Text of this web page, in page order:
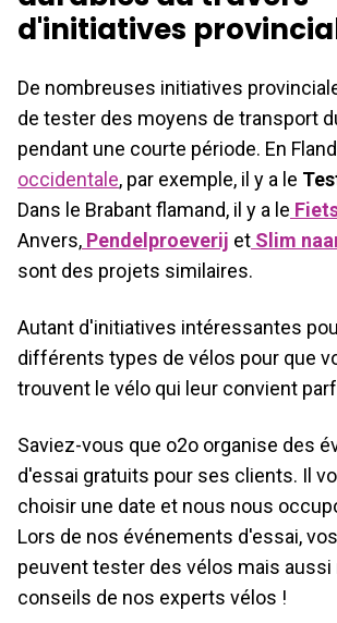
d'initiatives
De nombreuses initiatives
de tester des moyens de transport
pendant une courte période. En
occidentale, par exemple, il y a le
Dans le Brabant flamand, il y a le
Anvers, Pendelproeverij et Slim
sont des projets similaires.
Autant d'initiatives intéressantes
différents types de vélos pour que
trouvent le vélo qui leur convient
Saviez-vous que o2o organise des
d'essai gratuits pour ses clients. Il
choisir une date et nous nous
Lors de nos événements d'essai,
peuvent tester des vélos mais aussi
conseils de nos experts vélos !